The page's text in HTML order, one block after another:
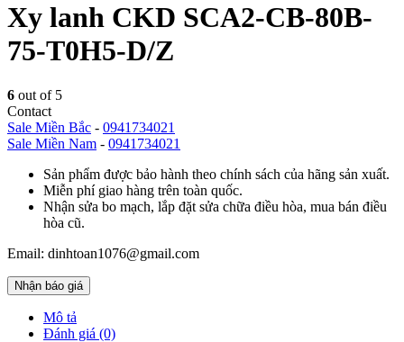
Xy lanh CKD SCA2-CB-80B-
75-T0H5-D/Z
6 out of 5
Contact
Sale Miền Bắc - 0941734021
Sale Miền Nam - 0941734021
Sản phẩm được bảo hành theo chính sách của hãng sản xuất.
Miễn phí giao hàng trên toàn quốc.
Nhận sửa bo mạch, lắp đặt sửa chữa điều hòa, mua bán điều
hòa cũ.
Email: dinhtoan1076@gmail.com
Nhận báo giá
Mô tả
Đánh giá (0)